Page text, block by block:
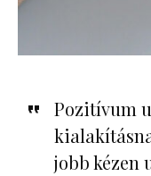
Pozitívum
jobb kézen